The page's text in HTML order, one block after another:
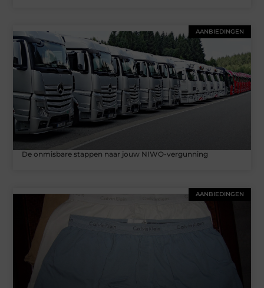
AANBIEDINGEN
De onmisbare stappen naar jouw NIWO-vergunning
AANBIEDINGEN